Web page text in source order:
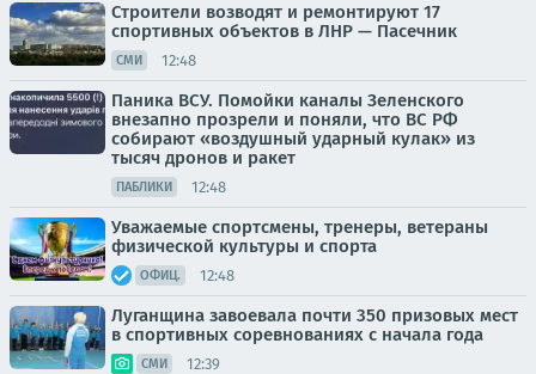
Строители возводят и ремонтируют 17
спортивных объектов в ЛНР — Пасечник
СМИ 12:48
Паника ВСУ. Помойки каналы Зеленского
внезапно прозрели и поняли, что ВС РФ
собирают «воздушный ударный кулак» из
тысяч дронов и ракет
ПАБЛИКИ 12:48
Уважаемые спортсмены, тренеры, ветераны
физической культуры и спорта
ОФИЦ. 12:48
Луганщина завоевала почти 350 призовых мест
в спортивных соревнованиях с начала года
СМИ 12:39